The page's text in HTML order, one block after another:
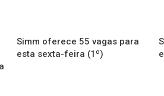
Simm oferece 55 vagas para
esta sexta-feira (1º)